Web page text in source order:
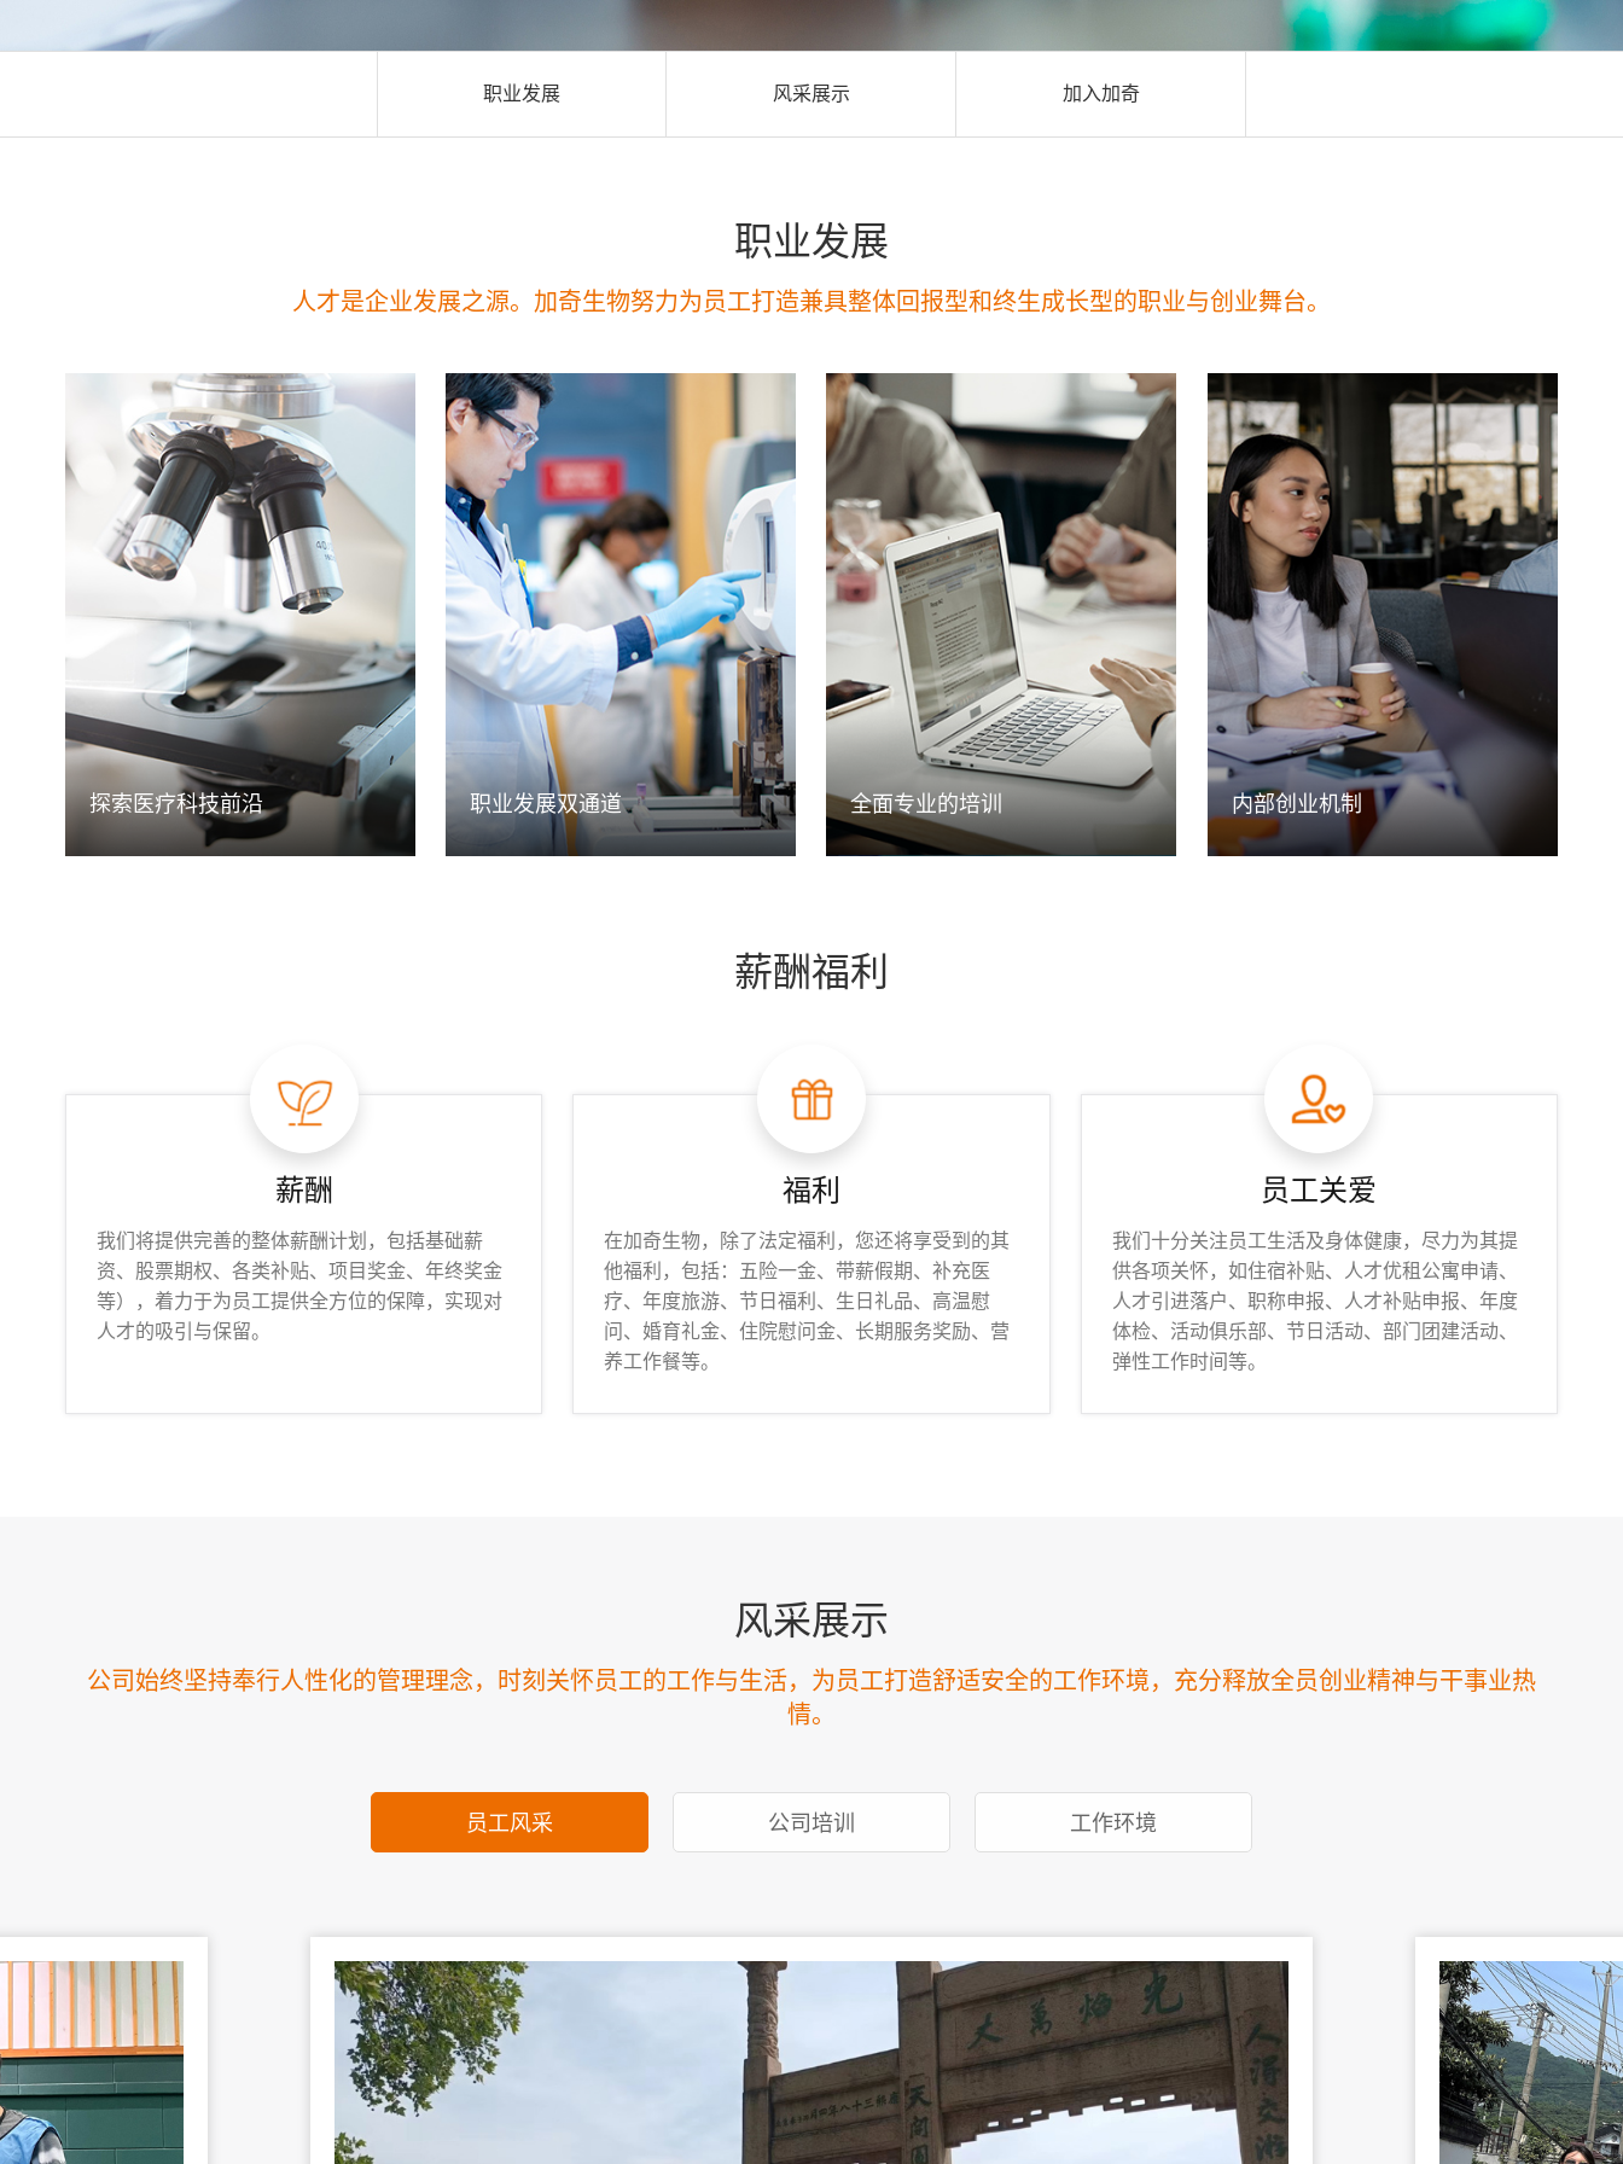
职业发展 风采展示 加入加奇
职业发展
人才是企业发展之源。加奇生物努力为员工打造兼具整体回报型和终生成长型的职业与创业舞台。
探索医疗科技前沿
加奇生物有全球化的发展视野和研发创
新中心，汇聚了许多世界顶尖的行业大
牛，在这里可以直接和技术专家面对面
交流合作，接触到全球最前沿的技术，
做全球最领先的产品。
职业发展双通道
加奇生物设有管理类和技术类发展双通
道，设置职位发展层级及对应的任职资
格标准，鼓励引导员工选择适合自己发
展的通道类型，在不同领域充分发挥个
人特长，获得职业发展成功。
全面专业的培训
加奇生物为员工提供阶梯型专业知识和
管理技能培训，包括行业知识学习、行
业大咖分享、职场技能培训，全方位开
拓眼界视野，帮助各类人才发挥所长、
释放潜能，与公司共成长。
内部创业机制
加奇生物设有管理类和技术类发展双通
道，设置职位发展层级及对应的任职资
格标准，鼓励引导员工选择适合自己发
展的通道类型，在不同领域充分发挥个
人特长，获得职业发展成功。
薪酬福利
薪酬
我们将提供完善的整体薪酬计划，包括基础薪
资、股票期权、各类补贴、项目奖金、年终奖金
等），着力于为员工提供全方位的保障，实现对
人才的吸引与保留。
福利
在加奇生物，除了法定福利，您还将享受到的其
他福利，包括：五险一金、带薪假期、补充医
疗、年度旅游、节日福利、生日礼品、高温慰
问、婚育礼金、住院慰问金、长期服务奖励、营
养工作餐等。
员工关爱
我们十分关注员工生活及身体健康，尽力为其提
供各项关怀，如住宿补贴、人才优租公寓申请、
人才引进落户、职称申报、人才补贴申报、年度
体检、活动俱乐部、节日活动、部门团建活动、
弹性工作时间等。
风采展示
公司始终坚持奉行人性化的管理理念，时刻关怀员工的工作与生活，为员工打造舒适安全的工作环境，充分释放全员创业精神与干事业热
情。
员工风采 公司培训 工作环境